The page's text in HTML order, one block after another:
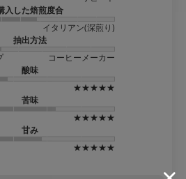
入した焙煎度合
イタリアン(深煎り)
抽出方法
コーヒーメーカー
酸味
★★★★★
苦味
★★★★★
甘み
★★★★★